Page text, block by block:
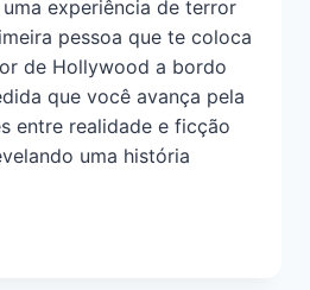
experiência de terror
pessoa que te coloca
de Hollywood a bordo
que você avança pela
entre realidade e ficção
uma história